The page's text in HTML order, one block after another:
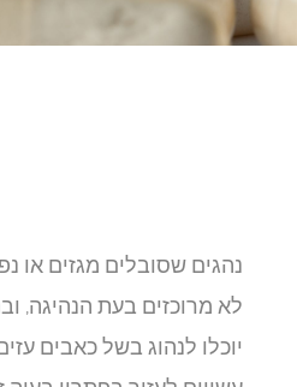
נהגים שסובלים מגזים או
לא מרוכזים בעת הנהיגה,
יוכלו לנהוג בשל כאבים עזים.